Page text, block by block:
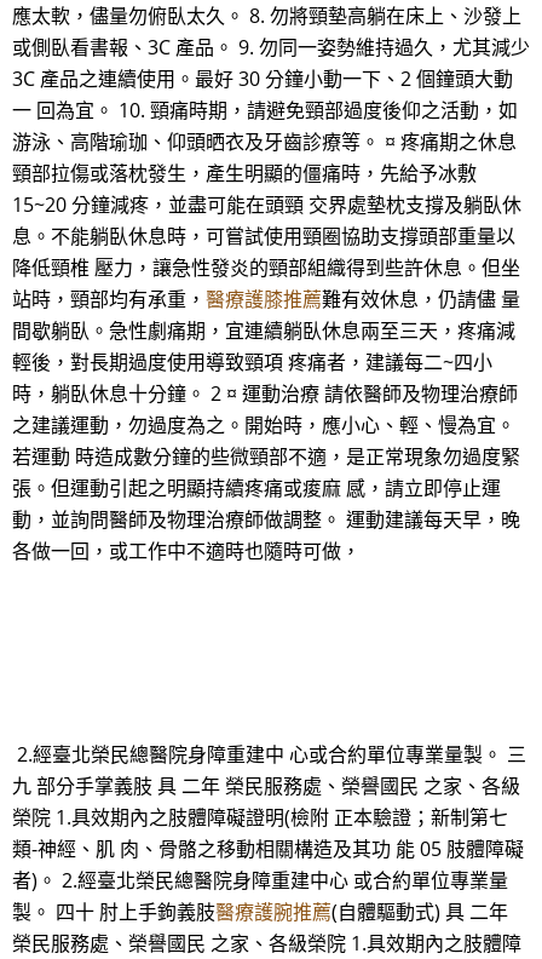
應太軟，儘量勿俯臥太久。 8. 勿將頸墊高躺在床上、沙發上
或側臥看書報、3C 產品。 9. 勿同一姿勢維持過久，尤其減少
3C 產品之連續使用。最好 30 分鐘小動一下、2 個鐘頭大動
一 回為宜。 10. 頸痛時期，請避免頸部過度後仰之活動，如
游泳、高階瑜珈、仰頭晒衣及牙齒診療等。 ¤ 疼痛期之休息
頸部拉傷或落枕發生，產生明顯的僵痛時，先給予冰敷
15~20 分鐘減疼，並盡可能在頭頸 交界處墊枕支撐及躺臥休
息。不能躺臥休息時，可嘗試使用頸圈協助支撐頭部重量以
降低頸椎 壓力，讓急性發炎的頸部組織得到些許休息。但坐
站時，頸部均有承重， 醫療護膝推薦難有效休息，仍請儘 量
間歇躺臥。急性劇痛期，宜連續躺臥休息兩至三天，疼痛減
輕後，對長期過度使用導致頸項 疼痛者，建議每二~四小
時，躺臥休息十分鐘。 2 ¤ 運動治療 請依醫師及物理治療師
之建議運動，勿過度為之。開始時，應小心、輕、慢為宜。
若運動 時造成數分鐘的些微頸部不適，是正常現象勿過度緊
張。但運動引起之明顯持續疼痛或痠麻 感，請立即停止運
動，並詢問醫師及物理治療師做調整。 運動建議每天早，晚
各做一回，或工作中不適時也隨時可做，
2.經臺北榮民總醫院身障重建中 心或合約單位專業量製。 三
九 部分手掌義肢 具 二年 榮民服務處、榮譽國民 之家、各級
榮院 1.具效期內之肢體障礙證明(檢附 正本驗證；新制第七
類-神經、肌 肉、骨骼之移動相關構造及其功 能 05 肢體障礙
者)。 2.經臺北榮民總醫院身障重建中心 或合約單位專業量
製。 四十 肘上手鉤義肢醫療護腕推薦(自體驅動式) 具 二年
榮民服務處、榮譽國民 之家、各級榮院 1.具效期內之肢體障